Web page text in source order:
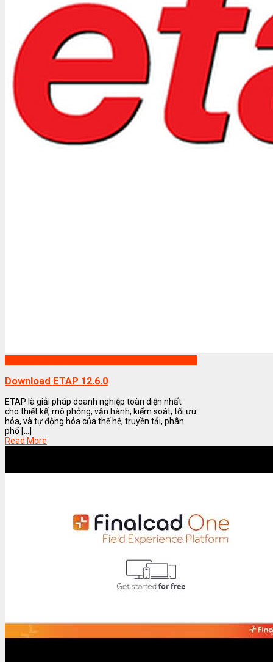
Download ETAP 12.6.0
ETAP là giải pháp doanh nghiệp toàn diện nhất
cho thiết kế, mô phỏng, vận hành, kiểm soát, tối ưu
hóa, và tự động hóa của thế hệ, truyền tải, phân
phố [...]
Read More